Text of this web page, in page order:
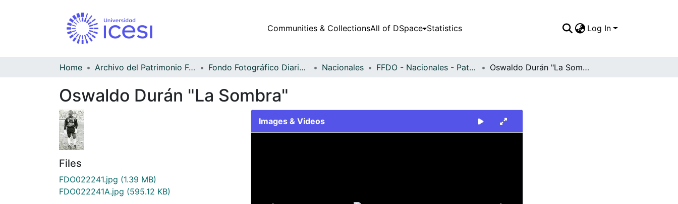
Communities & CollectionsAll of DSpace Statistics Log In
Home Archivo del Patrimonio Fotográfico y Fílmico del Valle del Cauca Fondo Fotográfico Diario Occidente Nacionales FFDO - Nacionales - Patrimonial Oswaldo Durán "La Sombra"
Oswaldo Durán "La Sombra"
Files
FDO022241.jpg (1.39 MB)
FDO022241A.jpg (595.12 KB)
Images & Videos